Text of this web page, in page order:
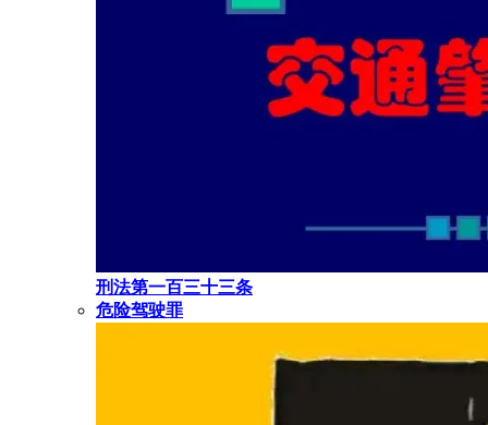
刑法第一百三十三条
危险驾驶罪